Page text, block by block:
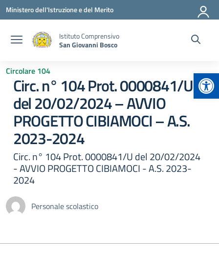
Vai ai contenuti
Vai al menu di navigazione
Vai al footer
Ministero dell'Istruzione e del Merito
Istituto Comprensivo
San Giovanni Bosco
Circolare 104
Circ. n° 104 Prot. 0000841/U
del 20/02/2024 – AVVIO
PROGETTO CIBIAMOCI – A.S.
2023-2024
Circ. n° 104 Prot. 0000841/U del 20/02/2024
- AVVIO PROGETTO CIBIAMOCI - A.S. 2023-
2024
Personale scolastico